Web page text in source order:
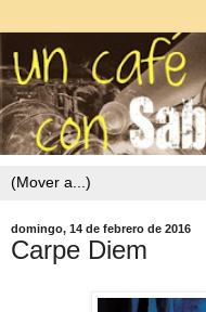
domingo, 14 de febrero de 2016
Carpe Diem